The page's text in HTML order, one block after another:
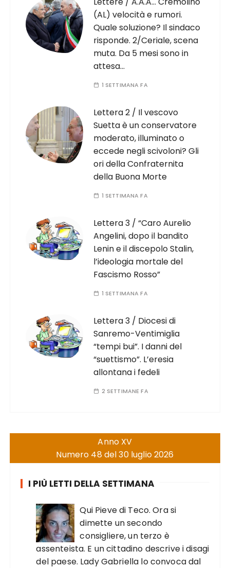
(AL) velocità e rumori.
Quale soluzione? Il sindaco
risponde. 2/Ceriale, scena
muta. Da 5 mesi sono in
attesa…
1 SETTIMANA FA
Lettera 2 / Il vescovo
Suetta è un conservatore
moderato, illuminato o
eccede negli scivoloni? Gli
ori della Confraternita
della Buona Morte
1 SETTIMANA FA
Lettera 3 / “Caro Aurelio
Angelini, dopo il bandito
Lenin e il discepolo Stalin,
l’ideologia mortale del
Fascismo Rosso”
1 SETTIMANA FA
Lettera 3 / Diocesi di
Sanremo-Ventimiglia
“tempi bui”. I danni del
“suettismo”. L’eresia
allontana i fedeli
2 SETTIMANE FA
Anno XV
Numero 48 del 30 luglio 2026
I PIÙ LETTI DELLA SETTIMANA
Qui Pieve di Teco. Ora si
dimette un secondo
consigliere, un terzo è
assenteista. E un cittadino descrive i disagi
del paese. Lady Gabriella lo convoca dal